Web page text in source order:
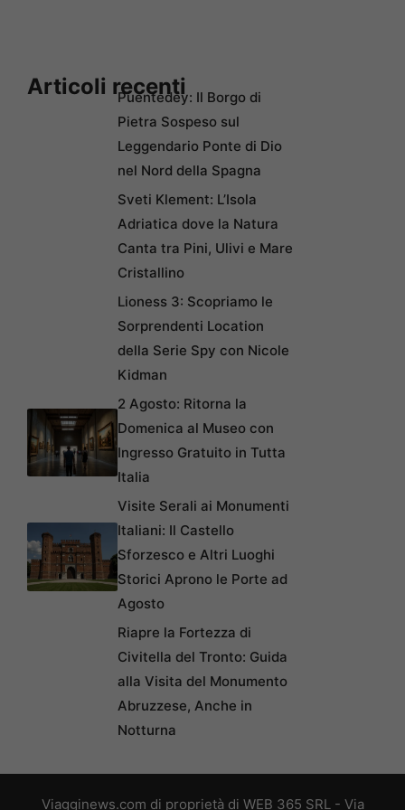
Articoli recentiPuentedey: Il Borgo di
Pietra Sospeso sul
Leggendario Ponte di Dio
nel Nord della Spagna
Sveti Klement: L’Isola
Adriatica dove la Natura
Canta tra Pini, Ulivi e Mare
Cristallino
Lioness 3: Scopriamo le
Sorprendenti Location
della Serie Spy con Nicole
Kidman
2 Agosto: Ritorna la
Domenica al Museo con
Ingresso Gratuito in Tutta
Italia
Visite Serali ai Monumenti
Italiani: Il Castello
Sforzesco e Altri Luoghi
Storici Aprono le Porte ad
Agosto
Riapre la Fortezza di
Civitella del Tronto: Guida
alla Visita del Monumento
Abruzzese, Anche in
Notturna
Viagginews.com di proprietà di WEB 365 SRL - Via